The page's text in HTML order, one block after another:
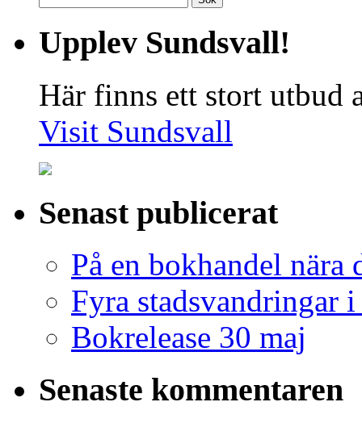
efter:
Upplev Sundsvall!
Här finns ett stort utbud
Visit Sundsvall
Senast publicerat
På en bokhandel nära
Fyra stadsvandringar
Bokrelease 30 maj
Senaste kommentaren